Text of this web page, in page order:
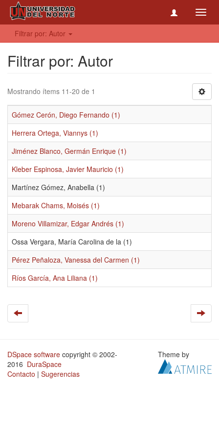
Filtrar por: Autor
Filtrar por: Autor
Mostrando ítems 11-20 de 1
Gómez Cerón, Diego Fernando (1)
Herrera Ortega, Viannys (1)
Jiménez Blanco, Germán Enrique (1)
Kleber Espinosa, Javier Mauricio (1)
Martínez Gómez, Anabella (1)
Mebarak Chams, Moisés (1)
Moreno Villamizar, Edgar Andrés (1)
Ossa Vergara, María Carolina de la (1)
Pérez Peñaloza, Vanessa del Carmen (1)
Ríos García, Ana Liliana (1)
DSpace software copyright © 2002-
2016 DuraSpace
Contacto | Sugerencias
Theme by